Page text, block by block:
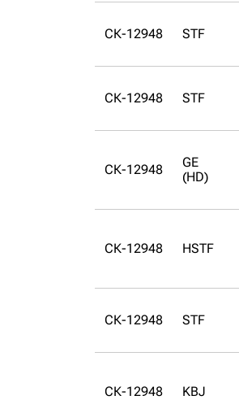
СК-12948 STF
СК-12948 STF
СК-12948
GE
(HD)
СК-12948 HSTF
СК-12948 STF
СК-12948 KBJ